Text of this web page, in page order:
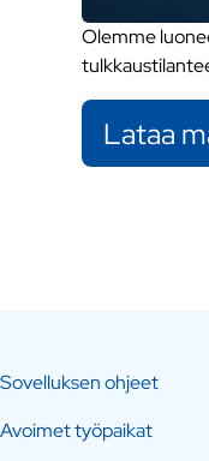
Olemme
Lataa
Sovelluksen ohjeet
Avoimet työpaikat